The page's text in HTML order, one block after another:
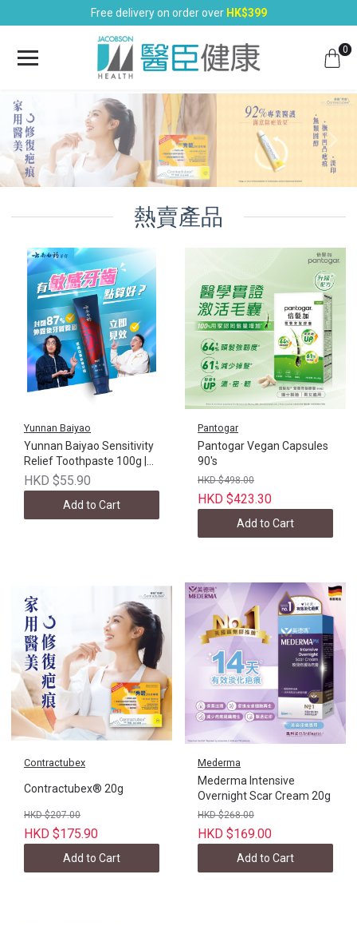
Free delivery on order over HK$399
0
熱賣產品
Yunnan Baiyao
Yunnan Baiyao Sensitivity
Relief Toothpaste 100g |
Hong Kong version
HKD $55.90
Add to Cart
Pantogar
Pantogar Vegan Capsules
90's
HKD $498.00
HKD $423.30
Add to Cart
Contractubex
Contractubex® 20g
HKD $207.00
HKD $175.90
Add to Cart
Mederma
Mederma Intensive
Overnight Scar Cream 20g
HKD $268.00
HKD $169.00
Add to Cart